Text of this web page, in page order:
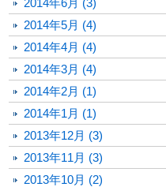
2014年6月 (3)
2014年5月 (4)
2014年4月 (4)
2014年3月 (4)
2014年2月 (1)
2014年1月 (1)
2013年12月 (3)
2013年11月 (3)
2013年10月 (2)